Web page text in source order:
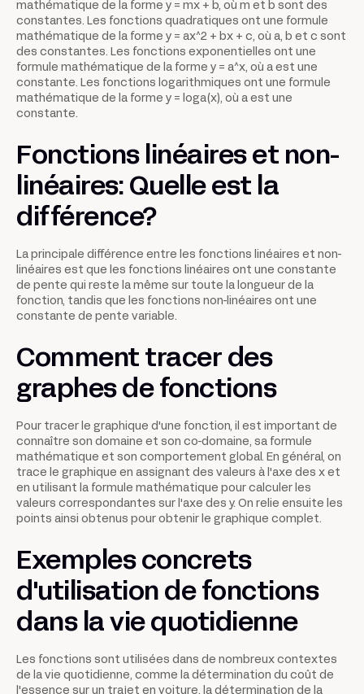
mathématique de la forme y = mx + b, où m et b sont des
constantes. Les fonctions quadratiques ont une formule
mathématique de la forme y = ax^2 + bx + c, où a, b et c sont
des constantes. Les fonctions exponentielles ont une
formule mathématique de la forme y = a^x, où a est une
constante. Les fonctions logarithmiques ont une formule
mathématique de la forme y = loga(x), où a est une
constante.
Fonctions linéaires et non-
linéaires: Quelle est la
différence?
La principale différence entre les fonctions linéaires et non-
linéaires est que les fonctions linéaires ont une constante
de pente qui reste la même sur toute la longueur de la
fonction, tandis que les fonctions non-linéaires ont une
constante de pente variable.
Comment tracer des
graphes de fonctions
Pour tracer le graphique d'une fonction, il est important de
connaître son domaine et son co-domaine, sa formule
mathématique et son comportement global. En général, on
trace le graphique en assignant des valeurs à l'axe des x et
en utilisant la formule mathématique pour calculer les
valeurs correspondantes sur l'axe des y. On relie ensuite les
points ainsi obtenus pour obtenir le graphique complet.
Exemples concrets
d'utilisation de fonctions
dans la vie quotidienne
Les fonctions sont utilisées dans de nombreux contextes
de la vie quotidienne, comme la détermination du coût de
l'essence sur un trajet en voiture, la détermination de la